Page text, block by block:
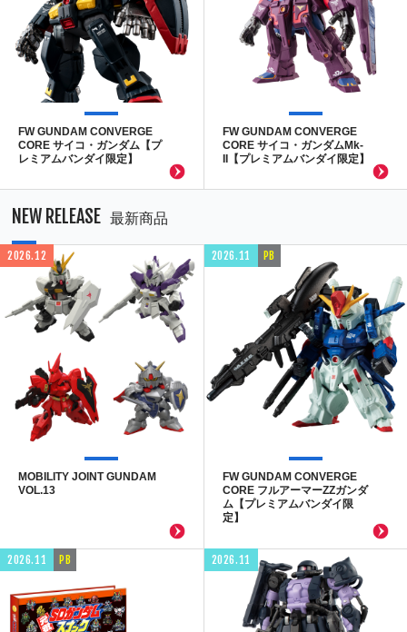
FW GUNDAM CONVERGE
CORE サイコ・ガンダム【プ
レミアムバンダイ限定】
FW GUNDAM CONVERGE
CORE サイコ・ガンダムMk-
II【プレミアムバンダイ限定】
NEW RELEASE 最新商品
2026.12
MOBILITY JOINT GUNDAM
VOL.13
2026.11 PB
FW GUNDAM CONVERGE
CORE フルアーマーZZガンダ
ム【プレミアムバンダイ限
定】
2026.11 PB 2026.11